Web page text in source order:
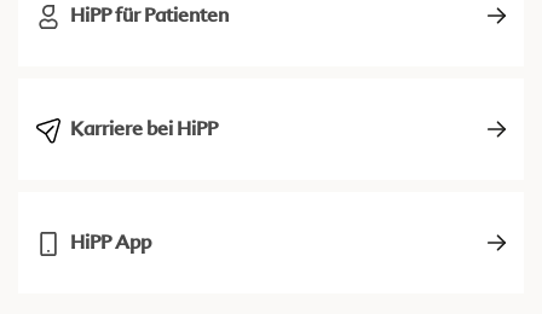
HiPP für Patienten
Karriere bei HiPP
HiPP App